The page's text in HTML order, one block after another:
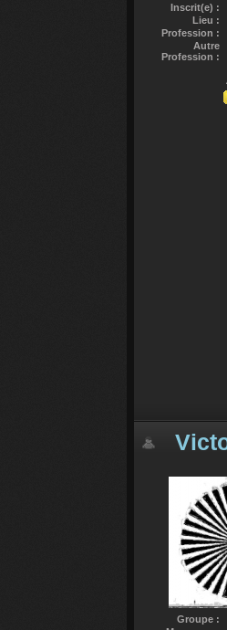
Inscrit(e) :
Lieu :
Profession :
Autre
Profession :
Groupe :